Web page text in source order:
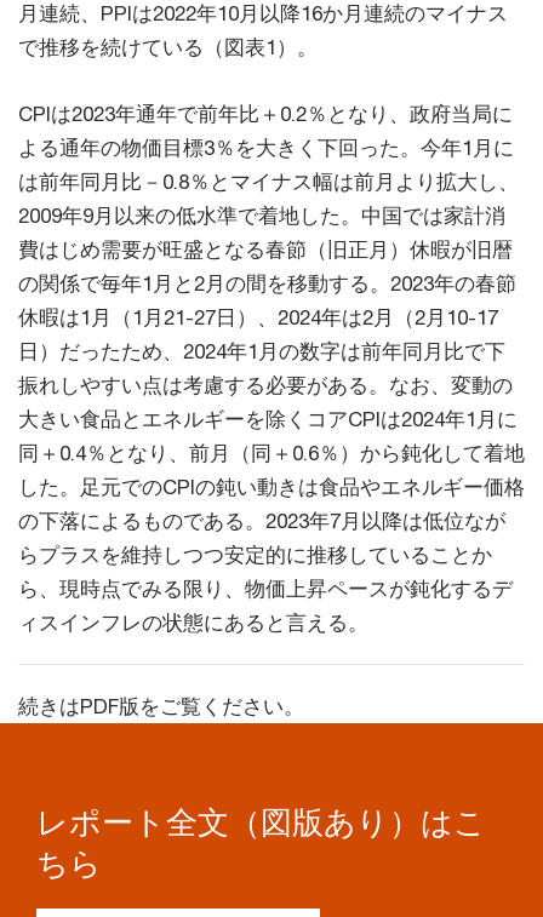
月連続、PPIは2022年10月以降16か月連続のマイナス
で推移を続けている（図表1）。
CPIは2023年通年で前年比＋0.2％となり、政府当局に
よる通年の物価目標3％を大きく下回った。今年1月に
は前年同月比－0.8％とマイナス幅は前月より拡大し、
2009年9月以来の低水準で着地した。中国では家計消
費はじめ需要が旺盛となる春節（旧正月）休暇が旧暦
の関係で毎年1月と2月の間を移動する。2023年の春節
休暇は1月（1月21-27日）、2024年は2月（2月10-17
日）だったため、2024年1月の数字は前年同月比で下
振れしやすい点は考慮する必要がある。なお、変動の
大きい食品とエネルギーを除くコアCPIは2024年1月に
同＋0.4％となり、前月（同＋0.6％）から鈍化して着地
した。足元でのCPIの鈍い動きは食品やエネルギー価格
の下落によるものである。2023年7月以降は低位なが
らプラスを維持しつつ安定的に推移していることか
ら、現時点でみる限り、物価上昇ペースが鈍化するデ
ィスインフレの状態にあると言える。
続きはPDF版をご覧ください。
レポート全文（図版あり）はこ
ちら